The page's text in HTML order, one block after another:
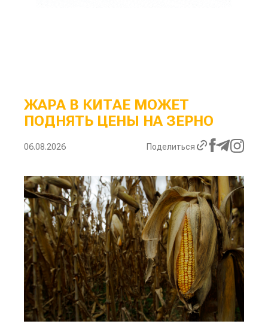
ЖАРА В КИТАЕ МОЖЕТ
ПОДНЯТЬ ЦЕНЫ НА ЗЕРНО
06.08.2026 Поделиться